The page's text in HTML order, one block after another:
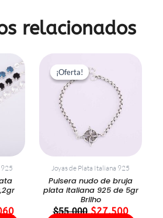
relacionados
925
El
precio
actual
es:
¡Oferta!
¡Oferta!
Joyas de Plata Italiana 925
Pulsera nudo de bruja
plata italiana 925 de 5gr
Brilho
$55.000
precio
original
$55.000.
$27.500